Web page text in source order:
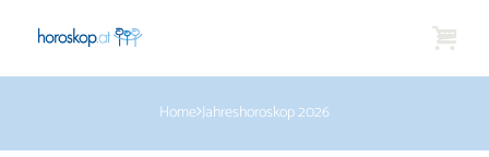
Home Jahreshoroskop 2026